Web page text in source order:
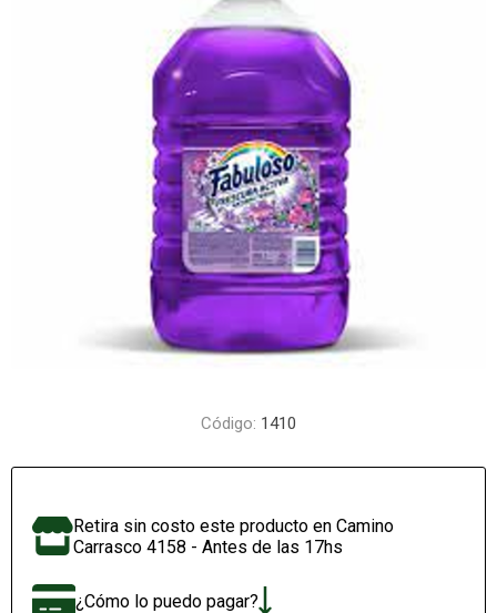
Código: 1410
Retira sin costo este producto en Camino
Carrasco 4158 - Antes de las 17hs
¿Cómo lo puedo pagar?